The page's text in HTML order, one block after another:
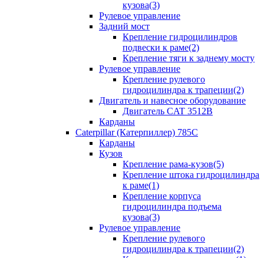
кузова(3)
Рулевое управление
Задний мост
Крепление гидроцилиндров
подвески к раме(2)
Крепление тяги к заднему мосту
Рулевое управление
Крепление рулевого
гидроцилиндра к трапеции(2)
Двигатель и навесное оборудование
Двигатель CAT 3512B
Карданы
Caterpillar (Катерпиллер) 785C
Карданы
Кузов
Крепление рама-кузов(5)
Крепление штока гидроцилиндра
к раме(1)
Крепление корпуса
гидроцилиндра подъема
кузова(3)
Рулевое управление
Крепление рулевого
гидроцилиндра к трапеции(2)